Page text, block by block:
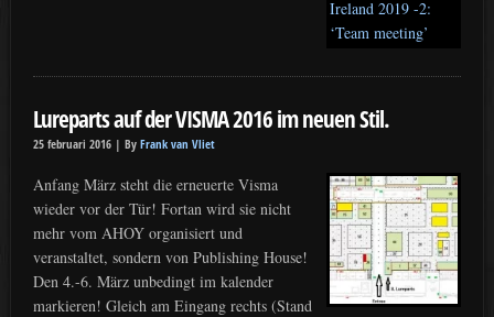
Lureparts auf der VISMA 2016 im neuen Stil.
25 februari 2016 | By Frank van Vliet
Anfang März steht die erneuerte Visma
wieder vor der Tür! Fortan wird sie nicht
mehr vom AHOY organisiert und
veranstaltet, sondern von Publishing House!
Den 4.-6. März unbedingt im kalender
markieren! Gleich am Eingang rechts (Stand